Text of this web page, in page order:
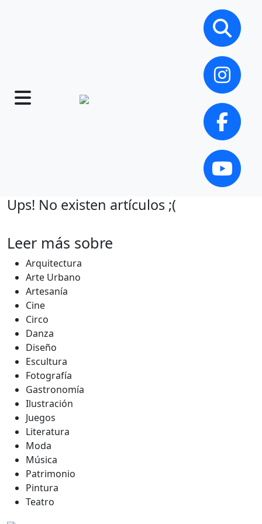
Ups! No existen artículos ;(
Leer más sobre
Arquitectura
Arte Urbano
Artesanía
Cine
Circo
Danza
Diseño
Escultura
Fotografía
Gastronomía
Ilustración
Juegos
Literatura
Moda
Música
Patrimonio
Pintura
Teatro